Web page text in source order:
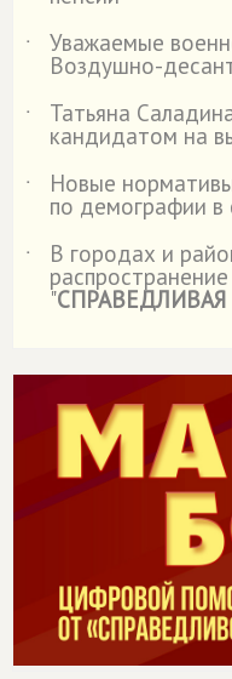
˙
Уважаемые
Воздушно-
˙
Татьяна
кандидатом на
˙
Новые
по демографии в
˙
В городах и
"СПРАВЕДЛИВАЯ